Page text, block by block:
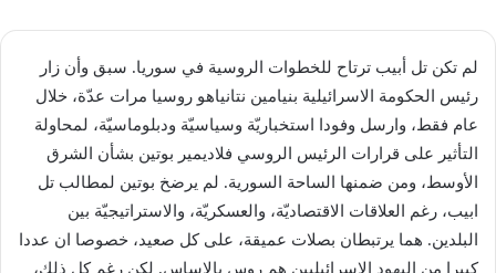
لم تكن تل أبيب ترتاح للخطوات الروسية في ​سوريا​. سبق وأن زار
رئيس الحكومة الاسرائيلية ​بنيامين نتانياهو​ ​روسيا​ مرات عدّة، خلال
عام فقط، وارسل وفودا استخباريّة وسياسيّة ودبلوماسيّة، لمحاولة
التأثير على قرارات الرئيس الروسي ​فلاديمير بوتين​ بشأن الشرق
الأوسط، ومن ضمنها الساحة السورية. لم يرضخ بوتين لمطالب تل
ابيب، رغم العلاقات الاقتصاديّة، والعسكريّة، والاستراتيجيّة بين
البلدين. هما يرتبطان بصلات عميقة، على كل صعيد، خصوصا ان عددا
كبيرا من اليهود الاسرائيليين هم روس بالاساس. لكن رغم كل ذلك،